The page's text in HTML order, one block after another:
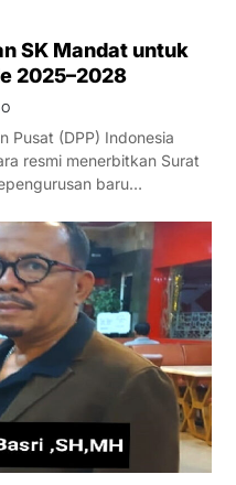
SK Mandat untuk
2025–2028
Pusat (DPP) Indonesia
resmi menerbitkan Surat
baru…